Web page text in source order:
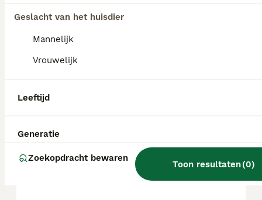
Geslacht van het huisdier
Mannelijk
Vrouwelijk
Leeftijd
Generatie
Zoekopdracht bewaren
Toon resultaten(0)
De Sint Bernard heeft een vriendelijk, rustig
intelligent en leergierig, wat hem tot een
sterk beschermend instinct.
Is een Sint Bernard slim?
Wat kost een goede Sint
Bernard Langhaar pup?